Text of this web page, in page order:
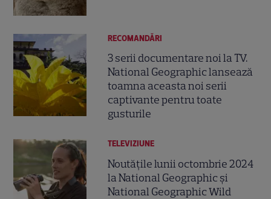
RECOMANDĂRI
3 serii documentare noi la TV.
National Geographic lansează
toamna aceasta noi serii
captivante pentru toate
gusturile
TELEVIZIUNE
Noutățile lunii octombrie 2024
la National Geographic și
National Geographic Wild